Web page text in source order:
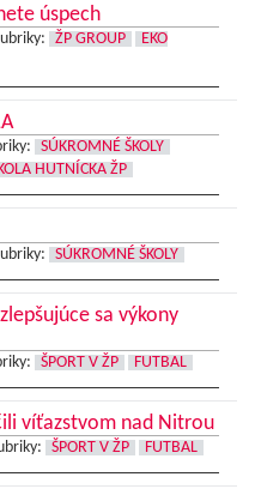
úspech
ŽP GROUP
EKO
SÚKROMNÉ ŠKOLY
HUTNÍCKA ŽP
SÚKROMNÉ ŠKOLY
sa výkony
ŠPORT V ŽP FUTBAL
víťazstvom nad Nitrou
ŠPORT V ŽP FUTBAL